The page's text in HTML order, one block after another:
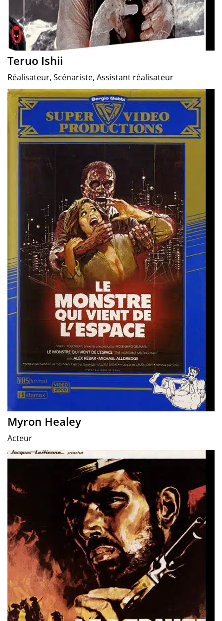
Teruo Ishii
Réalisateur, Scénariste, Assistant réalisateur
Myron Healey
Acteur